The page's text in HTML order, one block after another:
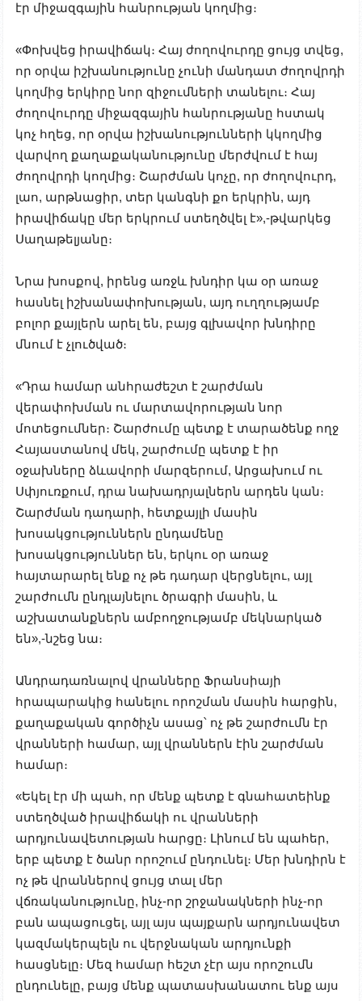
էր միջազգային հանրության կողմից։
«Փոխվեց իրավիճակ։ Հայ ժողովուրդը ցույց տվեց,
որ օրվա իշխանությունը չունի մանդատ ժողովրդի
կողմից երկիրը նոր զիջումների տանելու։ Հայ
ժողովուրդը միջազգային հանրությանը հստակ
կոչ հղեց, որ օրվա իշխանությունների կկողմից
վարվող քաղաքականությունը մերժվում է հայ
ժողովրդի կողմից։ Շարժման կոչը, որ ժողովուրդ,
լաո, արթնացիր, տեր կանգնի քո երկրին, այդ
իրավիճակը մեր երկրում ստեղծվել է»,-թվարկեց
Սաղաթելյանը։
Նրա խոսքով, իրենց առջև խնդիր կա օր առաջ
հասնել իշխանափոխության, այդ ուղղությամբ
բոլոր քայլերն արել են, բայց գլխավոր խնդիրը
մնում է չլուծված։
«Դրա համար անհրաժեշտ է շարժման
վերափոխման ու մարտավորության նոր
մոտեցումներ։ Շարժումը պետք է տարածենք ողջ
Հայաստանով մեկ, շարժումը պետք է իր
օջախները ձևավորի մարզերում, Արցախում ու
Սփյուռքում, դրա նախադրյալներն արդեն կան։
Շարժման դադարի, հետքայլի մասին
խոսակցություններն ընդամենը
խոսակցություններ են, երկու օր առաջ
հայտարարել ենք ոչ թե դադար վերցնելու, այլ
շարժումն ընդլայնելու ծրագրի մասին, և
աշխատանքներն ամբողջությամբ մեկնարկած
են»,-նշեց նա։
Անդրադառնալով վրանները Ֆրանսիայի
հրապարակից հանելու որոշման մասին հարցին,
քաղաքական գործիչն ասաց՝ ոչ թե շարժումն էր
վրանների համար, այլ վրաններն էին շարժման
համար։
«Եկել էր մի պահ, որ մենք պետք է գնահատեինք
ստեղծված իրավիճակի ու վրանների
արդյունավետության հարցը։ Լինում են պահեր,
երբ պետք է ծանր որոշում ընդունել։ Մեր խնդիրն է
ոչ թե վրաններով ցույց տալ մեր
վճռականությունը, ինչ-որ շրջանակների ինչ-որ
բան ապացուցել, այլ այս պայքարն արդյունավետ
կազմակերպելն ու վերջնական արդյունքի
հասցնելը։ Մեզ համար հեշտ չէր այս որոշումն
ընդունելը, բայց մենք պատասխանատու ենք այս